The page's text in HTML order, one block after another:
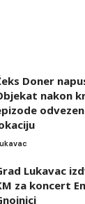
Doner
nakon
Lukavac
za koncert